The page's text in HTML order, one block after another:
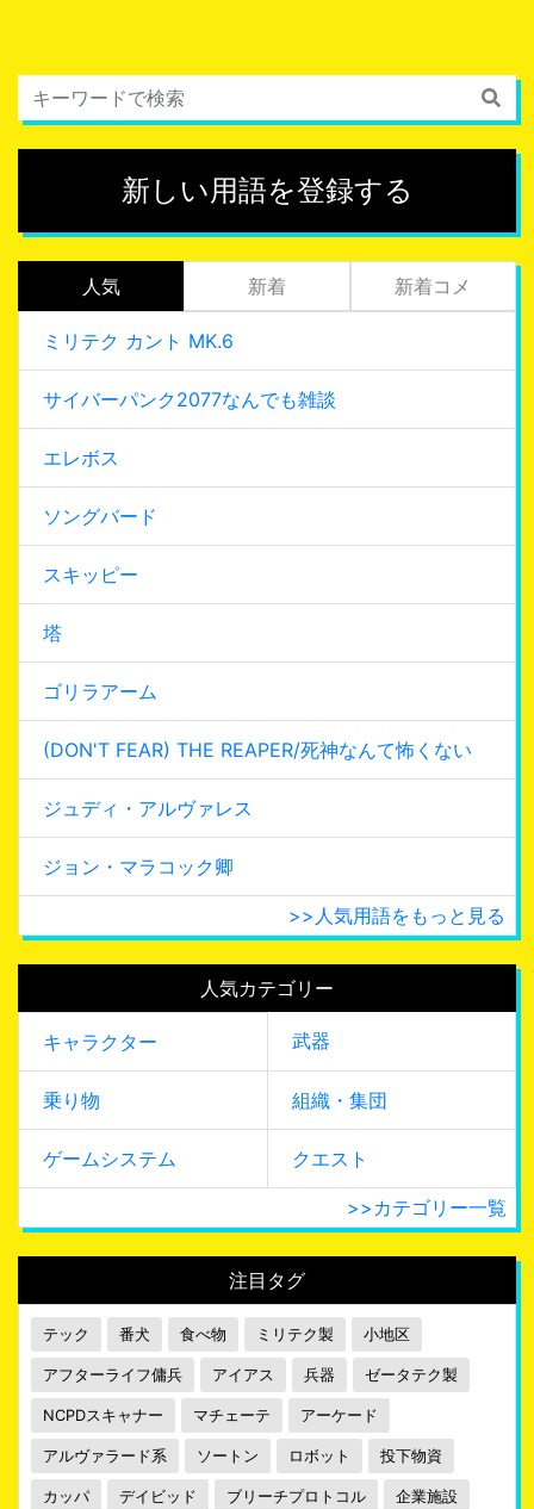
新しい用語を登録する
人気 新着 新着コメ
ミリテク カント MK.6
サイバーパンク2077なんでも雑談
エレボス
ソングバード
スキッピー
塔
ゴリラアーム
(DON'T FEAR) THE REAPER/死神なんて怖くない
ジュディ・アルヴァレス
ジョン・マラコック卿
>>人気用語をもっと見る
人気カテゴリー
キャラクター 武器
乗り物 組織・集団
ゲームシステム クエスト
>>カテゴリー一覧
注目タグ
テック 番犬 食べ物 ミリテク製 小地区
アフターライフ傭兵 アイアス 兵器 ゼータテク製
NCPDスキャナー マチェーテ アーケード
アルヴァラード系 ソートン ロボット 投下物資
カッパ デイビッド ブリーチプロトコル 企業施設